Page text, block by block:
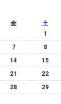
金
土
1
7
8
14
15
21
22
28
29